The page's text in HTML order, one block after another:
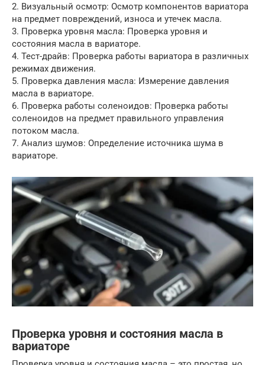
2. Визуальный осмотр: Осмотр компонентов вариатора
на предмет повреждений, износа и утечек масла.
3. Проверка уровня масла: Проверка уровня и
состояния масла в вариаторе.
4. Тест-драйв: Проверка работы вариатора в различных
режимах движения.
5. Проверка давления масла: Измерение давления
масла в вариаторе.
6. Проверка работы соленоидов: Проверка работы
соленоидов на предмет правильного управления
потоком масла.
7. Анализ шумов: Определение источника шума в
вариаторе.
Проверка уровня и состояния масла в
вариаторе